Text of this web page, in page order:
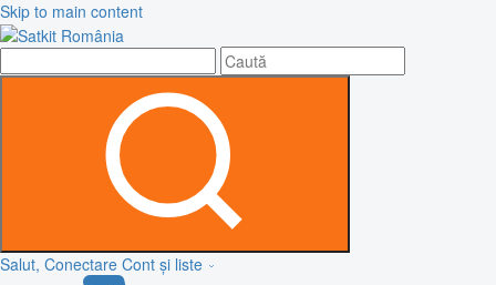
Skip to main content
Salut, Conectare Cont și liste